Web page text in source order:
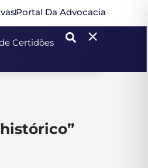
Portal Da Advocacia
Certidões